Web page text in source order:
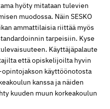
hyöty mitataan tulevien
muodossa. Näin SESKO
ammattilaisia riittää myös
tarpeisiin. Kyse
Käyttäjäpalaute
että opiskelijoilta hyvin
käyttöönotosta
kanssa ja näiden
kuuden muun korkeakoulun